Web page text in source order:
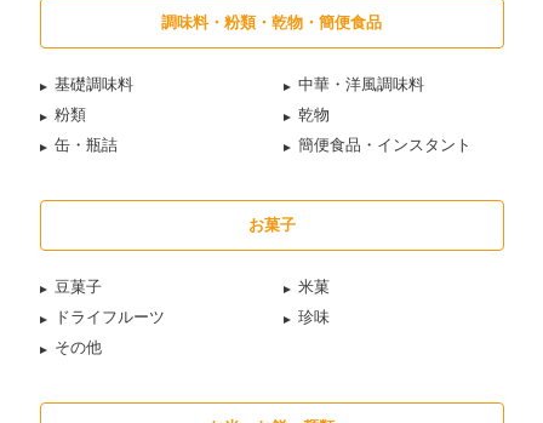
調味料・粉類・乾物・簡便食品
基礎調味料
中華・洋風調味料
粉類
乾物
缶・瓶詰
簡便食品・インスタント
お菓子
豆菓子
米菓
ドライフルーツ
珍味
その他